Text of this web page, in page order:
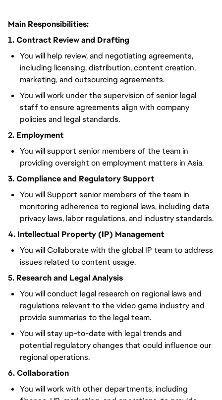
Main Responsibilities:
1. Contract Review and Drafting
You will help review, and negotiating agreements,
including licensing, distribution, content creation,
marketing, and outsourcing agreements.
You will work under the supervision of senior legal
staff to ensure agreements align with company
policies and legal standards.
2. Employment
You will support senior members of the team in
providing oversight on employment matters in Asia.
3. Compliance and Regulatory Support
You will Support senior members of the team in
monitoring adherence to regional laws, including data
privacy laws, labor regulations, and industry standards.
4. Intellectual Property (IP) Management
You will Collaborate with the global IP team to address
issues related to content usage.
5. Research and Legal Analysis
You will conduct legal research on regional laws and
regulations relevant to the video game industry and
provide summaries to the legal team.
You will stay up-to-date with legal trends and
potential regulatory changes that could influence our
regional operations.
6. Collaboration
You will work with other departments, including